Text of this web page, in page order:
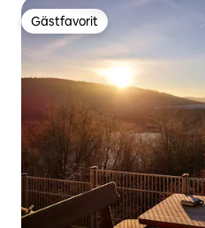
Gästfavorit
Gästfavorit